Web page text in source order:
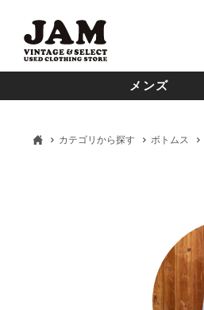
メンズ
カテゴリから探す ボトムス